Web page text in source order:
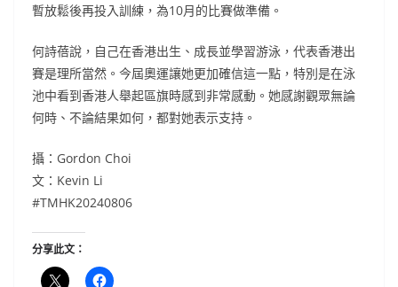
暫放鬆後再投入訓練，為10月的比賽做準備。
何詩蓓說，自己在香港出生、成長並學習游泳，代表香港出
賽是理所當然。今屆奧運讓她更加確信這一點，特別是在泳
池中看到香港人舉起區旗時感到非常感動。她感謝觀眾無論
何時、不論結果如何，都對她表示支持。
攝：Gordon Choi
文：Kevin Li
#TMHK20240806
分享此文：